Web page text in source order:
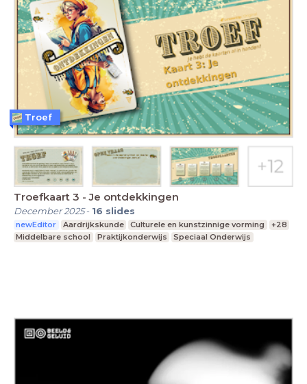
Troefkaart 3 - Je ontdekkingen
December 2025- 16 slides
newEditor Aardrijkskunde Culturele en kunstzinnige vorming
+28
Middelbare school
Praktijkonderwijs Speciaal Onderwijs
Troef